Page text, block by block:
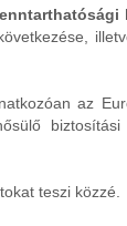
az
teszi közzé.